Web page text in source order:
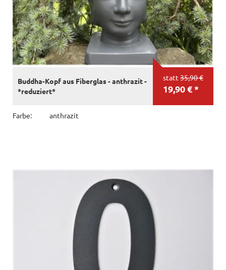
statt 35,90 €
19,90 € *
Buddha-Kopf aus Fiberglas - anthrazit -
*reduziert*
Farbe: anthrazit